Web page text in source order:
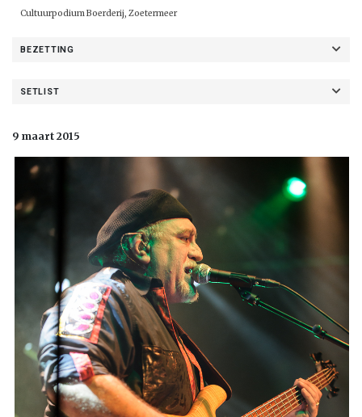
Cultuurpodium Boerderij, Zoetermeer
BEZETTING
SETLIST
9 maart 2015